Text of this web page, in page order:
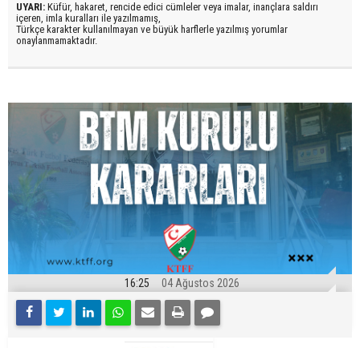
UYARI: Küfür, hakaret, rencide edici cümleler veya imalar, inançlara saldırı
içeren, imla kuralları ile yazılmamış,
Türkçe karakter kullanılmayan ve büyük harflerle yazılmış yorumlar
onaylanmamaktadır.
16:25 04 Ağustos 2026